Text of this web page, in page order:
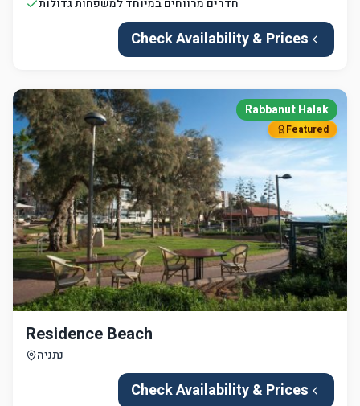
Check Availability & Prices
Rabbanut Halak
Featured
Residence Beach
נתניה
Check Availability & Prices